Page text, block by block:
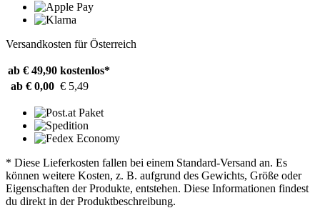
Versandkosten für Österreich
ab € 49,90 kostenlos*
ab € 0,00 € 5,49
* Diese Lieferkosten fallen bei einem Standard-Versand an. Es
können weitere Kosten, z. B. aufgrund des Gewichts, Größe oder
Eigenschaften der Produkte, entstehen. Diese Informationen findest
du direkt in der Produktbeschreibung.